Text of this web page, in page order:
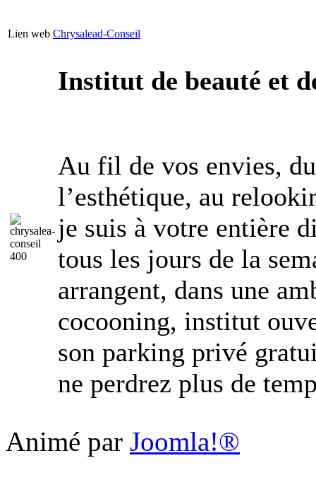
Lien web Chrysalead-Conseil
Institut de beauté et
Au fil de vos envies,
l’esthétique, au
je suis à votre entière
tous les jours de la
arrangent, dans une
cocooning, institut
son parking privé
ne perdrez plus de
Animé par Joomla!®